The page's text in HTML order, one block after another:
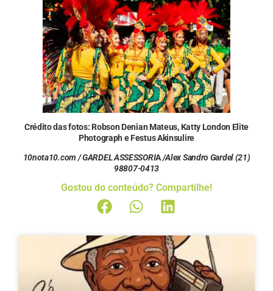
Crédito das fotos: Robson Denian Mateus, Katty London Elite
Photograph e Festus Akinsulire
10nota10.com /GARDEL ASSESSORIA/Alex Sandro Gardel (21)
98807-0413
Gostou do conteúdo? Compartilhe!